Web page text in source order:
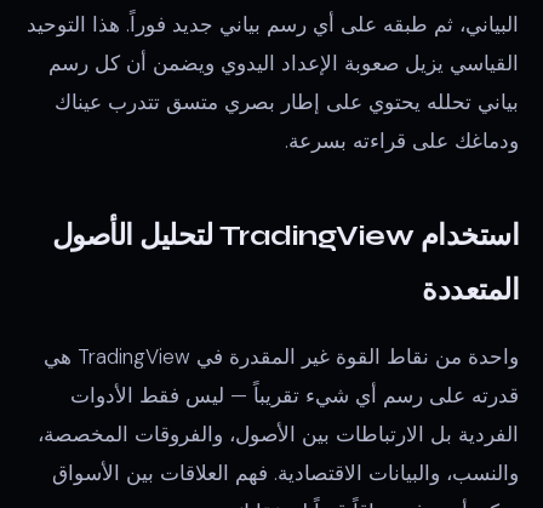
البياني، ثم طبقه على أي رسم بياني جديد فوراً. هذا التوحيد
القياسي يزيل صعوبة الإعداد اليدوي ويضمن أن كل رسم
بياني تحلله يحتوي على إطار بصري متسق تتدرب عيناك
ودماغك على قراءته بسرعة.
استخدام TradingView لتحليل الأصول
المتعددة
واحدة من نقاط القوة غير المقدرة في TradingView هي
قدرته على رسم أي شيء تقريباً — ليس فقط الأدوات
الفردية بل الارتباطات بين الأصول، والفروقات المخصصة،
والنسب، والبيانات الاقتصادية. فهم العلاقات بين الأسواق